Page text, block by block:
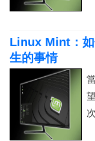
Linux Mint：
生的事情